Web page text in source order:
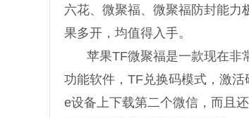
六花、微聚福、微聚福防封能力
果多开，均值得入手。
苹果TF微聚福是一款现在非
功能软件，TF兑换码模式，激
e设备上下载第二个微信，而且